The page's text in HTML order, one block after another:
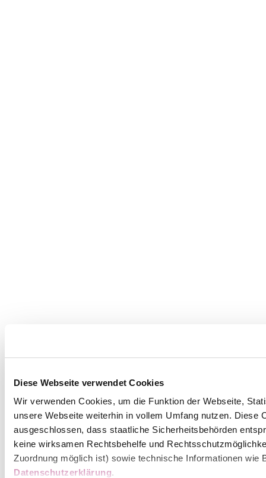
Diese Webseite verwendet Cookies
Wir verwenden Cookies, um die Funktion der Webseite,
unsere Webseite weiterhin in vollem Umfang nutzen.
ausgeschlossen, dass staatliche Sicherheitsbehörden
keine wirksamen Rechtsbehelfe und
Zuordnung möglich ist) sowie technische Informationen
Datenschutzerklärung.